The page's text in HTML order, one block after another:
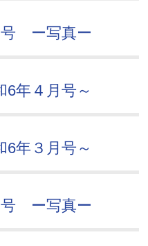
ー写真ー
6年４月号～
6年３月号～
ー写真ー